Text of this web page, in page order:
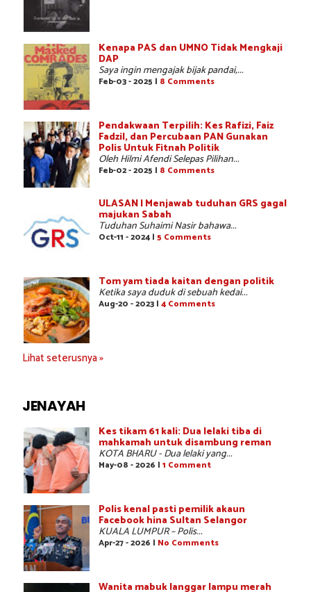
Kenapa PAS dan UMNO Tidak Mengkaji
DAP
Saya ingin mengajak bijak pandai,...
Feb-03 - 2025 | 8 Comments
Pendakwaan Terpilih: Kes Rafizi, Faiz
Fadzil, dan Percubaan PAN Gunakan
Polis Untuk Fitnah Politik
Oleh Hilmi Afendi Selepas Pilihan...
Feb-02 - 2025 | 8 Comments
ULASAN | Menjawab tuduhan GRS gagal
majukan Sabah
Tuduhan Suhaimi Nasir bahawa...
Oct-11 - 2024 | 5 Comments
Tom yam tiada kaitan dengan politik
Ketika saya duduk di sebuah kedai...
Aug-20 - 2023 | 4 Comments
Lihat seterusnya »
JENAYAH
Kes tikam 61 kali: Dua lelaki tiba di
mahkamah untuk disambung reman
KOTA BHARU - Dua lelaki yang...
May-08 - 2026 | 1 Comment
Polis kenal pasti pemilik akaun
Facebook hina Sultan Selangor
KUALA LUMPUR – Polis...
Apr-27 - 2026 | No Comments
Wanita mabuk langgar lampu merah